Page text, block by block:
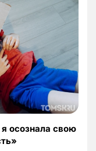
осознала свою